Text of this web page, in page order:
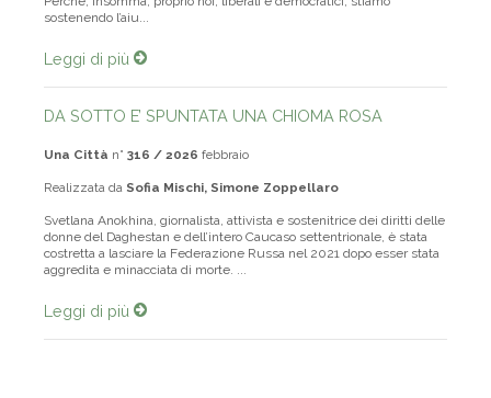
sostenendo l’aiu...
Leggi di più
DA SOTTO E’ SPUNTATA UNA CHIOMA ROSA
Una Città n° 316 / 2026 febbraio
Realizzata da Sofia Mischi, Simone Zoppellaro
Svetlana Anokhina, giornalista, attivista e sostenitrice dei diritti delle
donne del Daghestan e dell’intero Caucaso settentrionale, è stata
costretta a lasciare la Federazione Russa nel 2021 dopo esser stata
aggredita e minacciata di morte. ...
Leggi di più